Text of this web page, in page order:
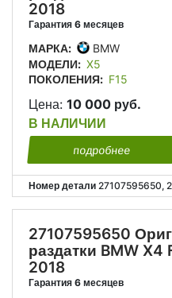
2018
Гарантия 6 месяцев
МАРКА:
BMW
МОДЕЛИ: X5
ПОКОЛЕНИЯ: F15
Цена: 10 000 руб.
В НАЛИЧИИ
подробнее
Номер детали 27107595650, 27107645468,
27107595650
раздатки BMW
2018
Гарантия 6 месяцев